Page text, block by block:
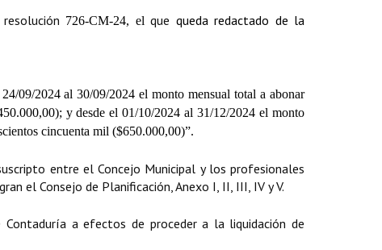
726-CM-24, elque queda redactado de la
24/09/2024 al 30/09/2024 el monto mensual total a abonar
y desde el 01/10/2024 al 31/12/2024 el monto
cincuenta mil ($650.000,00)”.
entre el Concejo Municipal y los profesionales
el Consejo de Planificación, Anexo I, II, III, IV y V.
a efectos de proceder a la liquidación de